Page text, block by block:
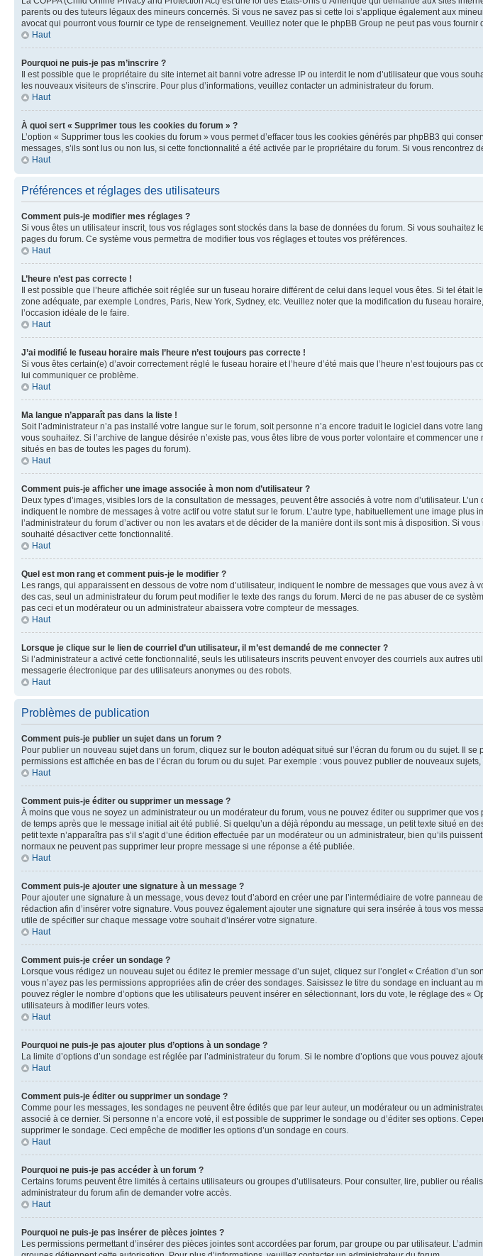
parents ou des tuteurs légaux des mineurs concernés. Si vous ne savez pas si cette loi s’applique également aux
avocat qui pourront vous fournir ce type de renseignement. Veuillez noter que le phpBB Group ne peut pas vous
Haut
Pourquoi ne puis-je pas m’inscrire ?
Il est possible que le propriétaire du site internet ait banni votre adresse IP ou interdit le nom d’utilisateur que vous
les nouveaux visiteurs de s’inscrire. Pour plus d’informations, veuillez contacter un administrateur du forum.
Haut
À quoi sert « Supprimer tous les cookies du forum » ?
L’option « Supprimer tous les cookies du forum » vous permet d’effacer tous les cookies générés par phpBB3 qui
messages, s’ils sont lus ou non lus, si cette fonctionnalité a été activée par le propriétaire du forum. Si vous
Haut
Préférences et réglages des utilisateurs
Comment puis-je modifier mes réglages ?
Si vous êtes un utilisateur inscrit, tous vos réglages sont stockés dans la base de données du forum. Si vous
pages du forum. Ce système vous permettra de modifier tous vos réglages et toutes vos préférences.
Haut
L’heure n’est pas correcte !
Il est possible que l’heure affichée soit réglée sur un fuseau horaire différent de celui dans lequel vous êtes. Si tel
zone adéquate, par exemple Londres, Paris, New York, Sydney, etc. Veuillez noter que la modification du fuseau
l’occasion idéale de le faire.
Haut
J’ai modifié le fuseau horaire mais l’heure n’est toujours pas correcte !
Si vous êtes certain(e) d’avoir correctement réglé le fuseau horaire et l’heure d’été mais que l’heure n’est toujours
lui communiquer ce problème.
Haut
Ma langue n’apparaît pas dans la liste !
Soit l’administrateur n’a pas installé votre langue sur le forum, soit personne n’a encore traduit le logiciel dans votre
vous souhaitez. Si l’archive de langue désirée n’existe pas, vous êtes libre de vous porter volontaire et commencer
situés en bas de toutes les pages du forum).
Haut
Comment puis-je afficher une image associée à mon nom d’utilisateur ?
Deux types d’images, visibles lors de la consultation de messages, peuvent être associés à votre nom d’utilisateur.
indiquent le nombre de messages à votre actif ou votre statut sur le forum. L’autre type, habituellement une image
l’administrateur du forum d’activer ou non les avatars et de décider de la manière dont ils sont mis à disposition. Si
souhaité désactiver cette fonctionnalité.
Haut
Quel est mon rang et comment puis-je le modifier ?
Les rangs, qui apparaissent en dessous de votre nom d’utilisateur, indiquent le nombre de messages que vous avez
des cas, seul un administrateur du forum peut modifier le texte des rangs du forum. Merci de ne pas abuser de ce
pas ceci et un modérateur ou un administrateur abaissera votre compteur de messages.
Haut
Lorsque je clique sur le lien de courriel d’un utilisateur, il m’est demandé de me connecter ?
Si l’administrateur a activé cette fonctionnalité, seuls les utilisateurs inscrits peuvent envoyer des courriels aux autres
messagerie électronique par des utilisateurs anonymes ou des robots.
Haut
Problèmes de publication
Comment puis-je publier un sujet dans un forum ?
Pour publier un nouveau sujet dans un forum, cliquez sur le bouton adéquat situé sur l’écran du forum ou du sujet. Il
permissions est affichée en bas de l’écran du forum ou du sujet. Par exemple : vous pouvez publier de nouveaux
Haut
Comment puis-je éditer ou supprimer un message ?
À moins que vous ne soyez un administrateur ou un modérateur du forum, vous ne pouvez éditer ou supprimer que
de temps après que le message initial ait été publié. Si quelqu’un a déjà répondu au message, un petit texte situé en
petit texte n’apparaîtra pas s’il s’agit d’une édition effectuée par un modérateur ou un administrateur, bien qu’ils
normaux ne peuvent pas supprimer leur propre message si une réponse a été publiée.
Haut
Comment puis-je ajouter une signature à un message ?
Pour ajouter une signature à un message, vous devez tout d’abord en créer une par l’intermédiaire de votre panneau
rédaction afin d’insérer votre signature. Vous pouvez également ajouter une signature qui sera insérée à tous vos
utile de spécifier sur chaque message votre souhait d’insérer votre signature.
Haut
Comment puis-je créer un sondage ?
Lorsque vous rédigez un nouveau sujet ou éditez le premier message d’un sujet, cliquez sur l’onglet « Création
vous n’ayez pas les permissions appropriées afin de créer des sondages. Saisissez le titre du sondage en incluant
pouvez régler le nombre d’options que les utilisateurs peuvent insérer en sélectionnant, lors du vote, le réglage des
utilisateurs à modifier leurs votes.
Haut
Pourquoi ne puis-je pas ajouter plus d’options à un sondage ?
La limite d’options d’un sondage est réglée par l’administrateur du forum. Si le nombre d’options que vous pouvez
Haut
Comment puis-je éditer ou supprimer un sondage ?
Comme pour les messages, les sondages ne peuvent être édités que par leur auteur, un modérateur ou un
associé à ce dernier. Si personne n’a encore voté, il est possible de supprimer le sondage ou d’éditer ses options.
supprimer le sondage. Ceci empêche de modifier les options d’un sondage en cours.
Haut
Pourquoi ne puis-je pas accéder à un forum ?
Certains forums peuvent être limités à certains utilisateurs ou groupes d’utilisateurs. Pour consulter, lire, publier ou
administrateur du forum afin de demander votre accès.
Haut
Pourquoi ne puis-je pas insérer de pièces jointes ?
Les permissions permettant d’insérer des pièces jointes sont accordées par forum, par groupe ou par utilisateur.